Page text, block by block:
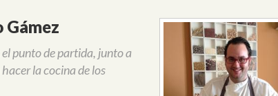
Gámez
el punto de partida, junto a
la cocina de los